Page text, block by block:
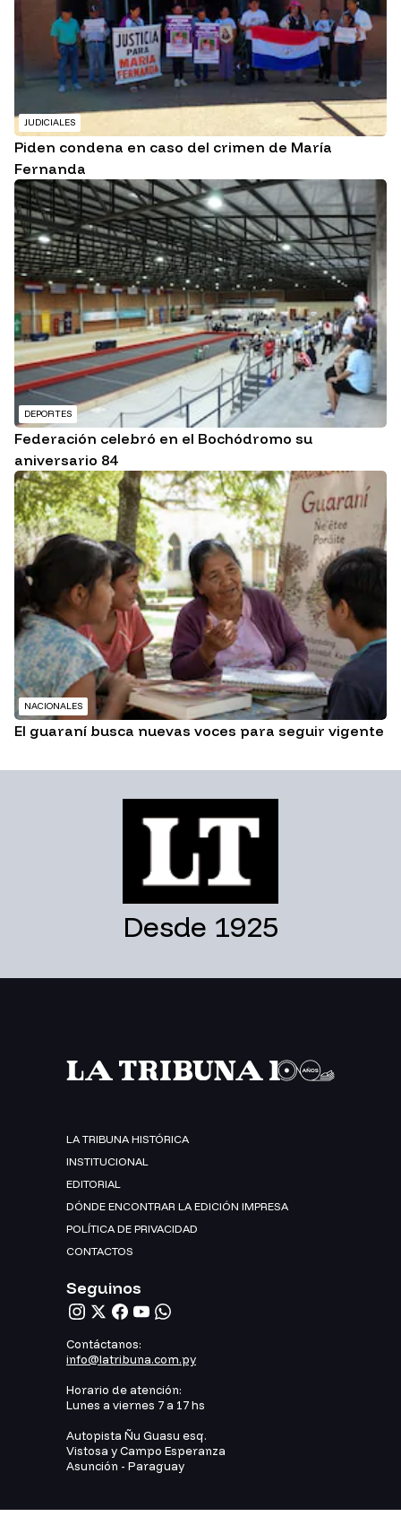
JUDICIALES
Piden condena en caso del crimen de María
Fernanda
DEPORTES
Federación celebró en el Bochódromo su
aniversario 84
NACIONALES
El guaraní busca nuevas voces para seguir vigente
Desde 1925
LA TRIBUNA HISTÓRICA
INSTITUCIONAL
EDITORIAL
DÓNDE ENCONTRAR LA EDICIÓN IMPRESA
POLÍTICA DE PRIVACIDAD
CONTACTOS
Seguinos
Contáctanos:
info@latribuna.com.py
Horario de atención:
Lunes a viernes 7 a 17 hs
Autopista Ñu Guasu esq.
Vistosa y Campo Esperanza
Asunción - Paraguay